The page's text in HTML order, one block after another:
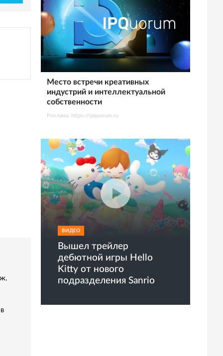
Место встречи креативных
индустрий и интеллектуальной
собственности
Реклама. https://ipquorum.ru
ВИДЕО
Вышел трейлер
дебютной игры Hello
Kitty от нового
подразделения Sanrio